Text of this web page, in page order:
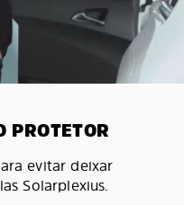
PROTETOR
evitar deixar
Solarplexius.